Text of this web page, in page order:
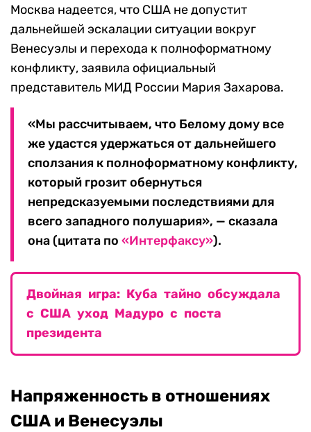
Москва надеется, что США не допустит
дальнейшей эскалации ситуации вокруг
Венесуэлы и перехода к полноформатному
конфликту, заявила официальный
представитель МИД России Мария Захарова.
«Мы рассчитываем, что Белому дому все
же удастся удержаться от дальнейшего
сползания к полноформатному конфликту,
который грозит обернуться
непредсказуемыми последствиями для
всего западного полушария», — сказала
она (цитата по «Интерфаксу»).
Двойная игра: Куба тайно обсуждала
с США уход Мадуро с поста
президента
Напряженность в отношениях
США и Венесуэлы